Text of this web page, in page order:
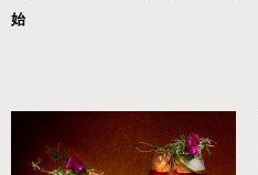
始